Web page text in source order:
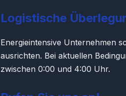
Logistische
Energieintensive Unternehmen
ausrichten. Bei aktuellen
zwischen 0:00 und 4:00 Uhr.